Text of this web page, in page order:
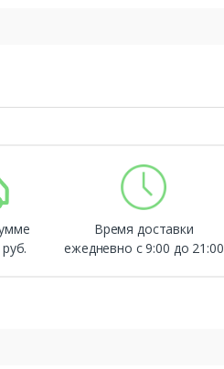
Время доставки
ежедневно с 9:00 до 21:00